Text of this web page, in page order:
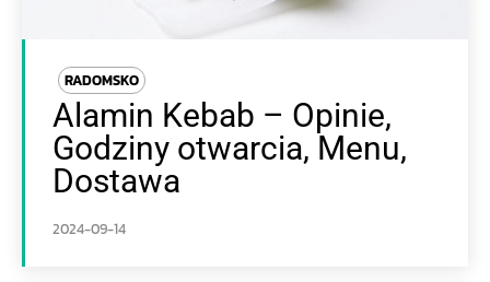
RADOMSKO
Alamin Kebab – Opinie,
Godziny otwarcia, Menu,
Dostawa
2024-09-14